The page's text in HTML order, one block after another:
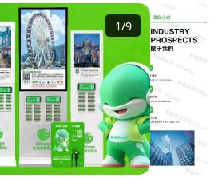
憑藉突出優勢實現快速擴
香港、澳門全域覆蓋，並順利
，構建跨區域充電服務網絡。
為核心競爭力，可快速為各類
高效解決用戶出行中的電量焦
還點位，覆蓋商圈、餐飲、交
場景，實現「隨借隨還、無處
產
深耕港澳市場、拓展東南亞版
1/9